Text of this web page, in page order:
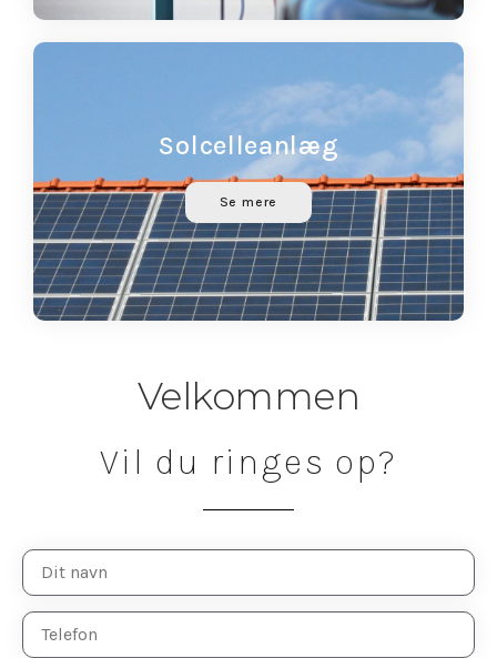
Solcelleanlæg
Se mere
Velkommen
Vil du ringes op?